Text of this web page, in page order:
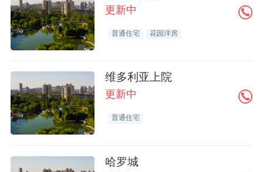
更新中
普通住宅 花园洋房
维多利亚上院
更新中
普通住宅
哈罗城